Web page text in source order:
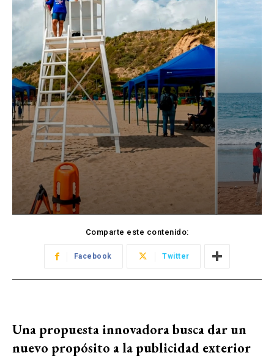
Comparte este contenido:
Facebook Twitter
Una propuesta innovadora busca dar un
nuevo propósito a la publicidad exterior